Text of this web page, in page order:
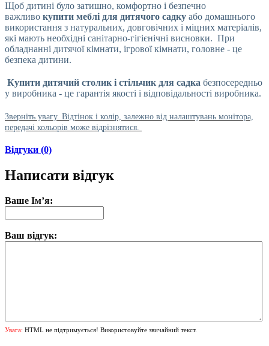
Щоб дитині було затишно, комфортно і безпечно
важливо купити меблі для дитячого садку або домашнього
використання з натуральних, довговічних і міцних матеріалів,
які мають необхідні санітарно-гігієнічні висновки. При
обладнанні дитячої кімнати, ігрової кімнати, головне - це
безпека дитини.
Купити дитячий столик і стільчик для садка безпосередньо
у виробника - це гарантія якості і відповідальності виробника.
Зверніть увагу. Відтінок і колір, залежно від налаштувань монітора,
передачі кольорів може відрізнятися.
Відгуки (0)
Написати відгук
Ваше Ім’я:
Ваш відгук:
Увага: HTML не підтримується! Використовуйте звичайний текст.